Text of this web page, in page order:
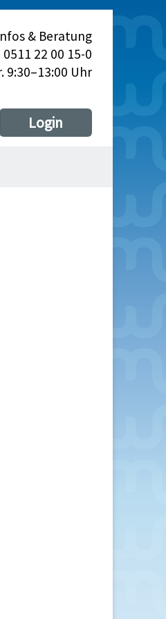
& Beratung
22 00 15-0
9:30–13:00 Uhr
Login